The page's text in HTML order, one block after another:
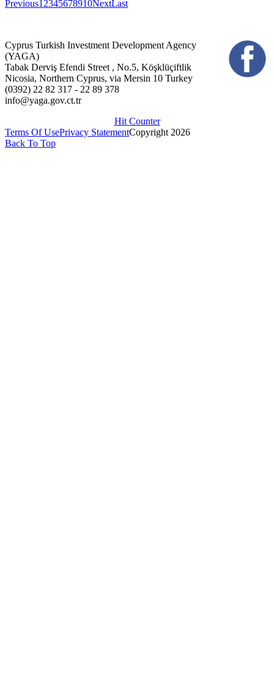
Previous1 2345678910NextLast
Cyprus Turkish Investment Development Agency
(YAGA)
Tabak Derviş Efendi Street , No.5, Köşklüçiftlik
Nicosia, Northern Cyprus, via Mersin 10 Turkey
(0392) 22 82 317 - 22 89 378
info@yaga.gov.ct.tr
Hit Counter
Terms Of UsePrivacy StatementCopyright 2026
Back To Top